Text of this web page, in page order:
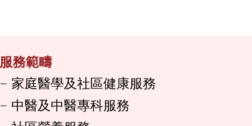
服務範疇
家庭醫學及社區健康服務
中醫及中醫專科服務